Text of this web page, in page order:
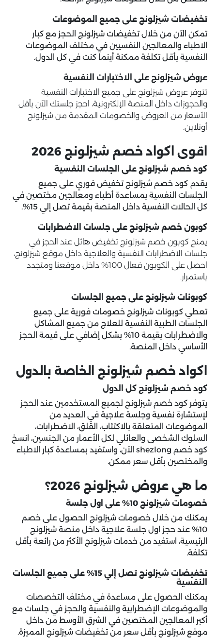
تخفيضات شيزلونج على جميع الموضوعات
تمكن الآن من خلال تخفيضات شيزلونج الحجز مع كبار
الاطباء والمعالجين النفسيين في مختلف الموضوعات
النفسية بأقل تكلفة ممكنة أينما كنت في كل الدول.
عروض شيزلونج على الاختبارات النفسية
تتوفر عروض شيزلونج على جميع الاختبارات النفسية
والحجوزات داخل المنصة الإلكترونية، احجز جلستك الآن بأقل
الأسعار من العروض والخصومات المقدمة من شيزلونج
أونلاين.
اقوى اكواد خصم شيزلونج 2026
كود خصم شيزلونج على الجلسات النفسية
يقدم كود خصم شيزلونج تخفيض فوري على جميع
الجلسات النفسية بمساعدة أطباء ومعالجين مختصين في
كل الحالات النفسية داخل المنصة بقيمة تصل إلي 15%.
كوبون خصم شيزلونج على جلسات الاضطرابات
يمنح كوبون خصم شيزلونج تخفيض هائل عند الحجز في
جلسات الاضطرابات النفسية والعلاجية داخل موقع شيزلونج،
احصل على الكوبون فعال 100% داخل موقعنا ومتجدد
باستمرار.
كوبونات شيزلونج على جميع الجلسات
تعطي كوبونات شيزلونج خصومات فورية على جميع
الجلسات الطبية النفسية للعلاج من جميع المشاكل
والاضطرابات بقيمة 10% بشكل إضافي على قيمة الحجز
الأساسي داخل المنصة.
اكواد خصم شيزلونج الخاصة بالدول
كود خصم شيزلونج كل الدول
يتوفر كود خصم شيزلونج لجميع المستخدمين عند الحجز
لإستشارة نفسية وجلسة علاجية في العديد من
الموضوعات المتعلقة بالاكتئاب، القلق، الاضطرابات،
السلوك الشخصى والعائلي لكل الأعمار من الجنسين، انسخ
كود خصم shezlong الآن، واستفيد بمساعدة كبار الاطباء
والمختصين بأقل سعر ممكن.
ما هي عروض شيزلونج 2026؟
خصومات شيزلونج 10% على اول جلسة
يمكنك من خلال خصومات شيزلونج الحصول على خصم
10% عند حجز اول جلسة علاجية داخل منصة شيزلونج
الرئيسية، استفيد من خدمات شيزلونج الأكثر من رائعة بأقل
تكلفة.
تخفيضات شيزلونج تصل إلي 15% على جميع الجلسات
النفسية
يمكنك الحصول على مساعدة في مختلف التخصصات
والموضوعات الإضطرابية والنفسية والحجز في جلسات مع
أكبر المعالجين المختصين في الشرق الأوسط من داخل
موقع شيزلونج بأقل سعر من تخفيضات شيزلونج المميزة.